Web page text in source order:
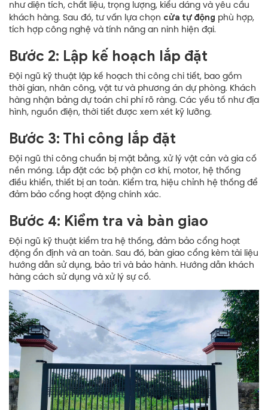
như diện tích, chất liệu, trọng lượng, kiểu dáng và yêu cầu
khách hàng. Sau đó, tư vấn lựa chọn cửa tự động phù hợp,
tích hợp công nghệ và tính năng an ninh hiện đại.
Bước 2: Lập kế hoạch lắp đặt
Đội ngũ kỹ thuật lập kế hoạch thi công chi tiết, bao gồm
thời gian, nhân công, vật tư và phương án dự phòng. Khách
hàng nhận bảng dự toán chi phí rõ ràng. Các yếu tố như địa
hình, nguồn điện, thời tiết được xem xét kỹ lưỡng.
Bước 3: Thi công lắp đặt
Đội ngũ thi công chuẩn bị mặt bằng, xử lý vật cản và gia cố
nền móng. Lắp đặt các bộ phận cơ khí, motor, hệ thống
điều khiển, thiết bị an toàn. Kiểm tra, hiệu chỉnh hệ thống để
đảm bảo cổng hoạt động chính xác.
Bước 4: Kiểm tra và bàn giao
Đội ngũ kỹ thuật kiểm tra hệ thống, đảm bảo cổng hoạt
động ổn định và an toàn. Sau đó, bàn giao cổng kèm tài liệu
hướng dẫn sử dụng, bảo trì và bảo hành. Hướng dẫn khách
hàng cách sử dụng và xử lý sự cố.